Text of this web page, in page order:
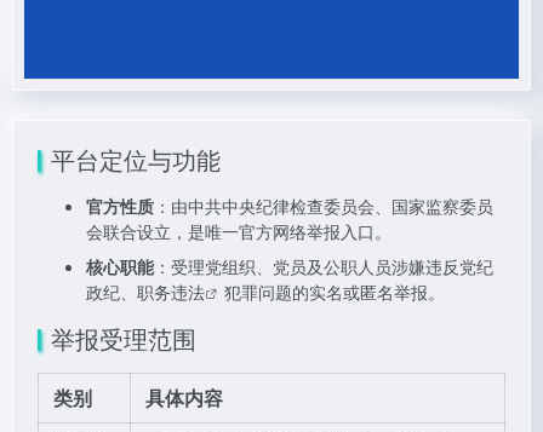
平台定位与功能
官方性质 ：由中共中央纪律检查委员会、国家监察委员
会联合设立，是唯一官方网络举报入口。
核心职能：受理党组织、党员及公职人员涉嫌违反党纪
政纪、 职务违法 犯罪问题的实名或匿名举报。
举报受理范围
类别
具体内容